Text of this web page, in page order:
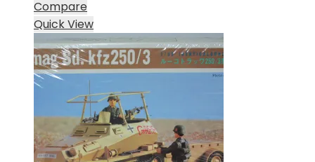
Compare
Quick View